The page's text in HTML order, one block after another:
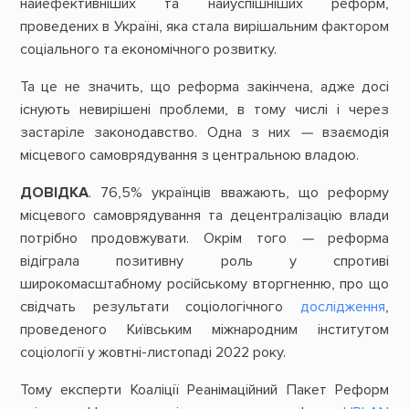
проведених в Україні, яка стала вирішальним фактором
соціального та економічного розвитку.
Та це не значить, що реформа закінчена, адже досі
існують невирішені проблеми, в тому числі і через
застаріле законодавство. Одна з них —взаємодія
місцевого самоврядування з центральною владою.
ДОВІДКА. 76,5% українців вважають, що реформу
місцевого самоврядування та децентралізацію влади
потрібно продовжувати. Окрім того —реформа
відіграла позитивну роль у спротиві
широкомасштабному російському вторгненню, про що
свідчать результати соціологічного дослідження,
проведеного Київським міжнародним інститутом
соціології у жовтні-листопаді 2022 року.
Тому експерти Коаліції Реанімаційний Пакет Реформ